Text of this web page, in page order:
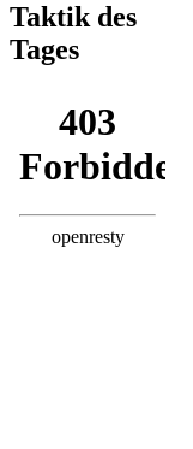
Taktik des
Tages